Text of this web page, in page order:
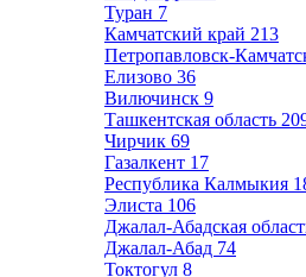
Туран 7
Камчатский край 213
Петропавловск-
Елизово 36
Вилючинск 9
Ташкентская область
Чирчик 69
Газалкент 17
Республика Калмыкия
Элиста 106
Джалал-Абадская
Джалал-Абад 74
Токтогул 8